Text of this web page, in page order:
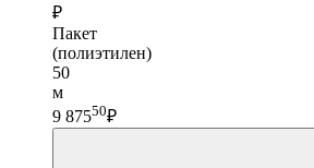
₽
Пакет
(полиэтилен)
50
м
9 87550₽